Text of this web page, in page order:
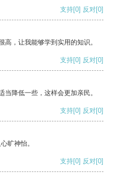
支持[0] 反对[0]
，让我能够学到实用的知识。
支持[0] 反对[0]
降低一些，这样会更加亲民。
支持[0] 反对[0]
旷神怡。
支持[0] 反对[0]